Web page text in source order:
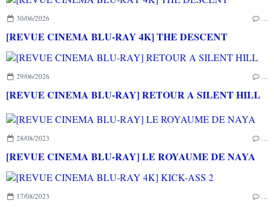
30/06/2026 …
[REVUE CINEMA BLU-RAY 4K] THE DESCENT
29/06/2026 …
[REVUE CINEMA BLU-RAY] RETOUR A SILENT HILL
28/08/2023 …
[REVUE CINEMA BLU-RAY] LE ROYAUME DE NAYA
17/08/2023 …